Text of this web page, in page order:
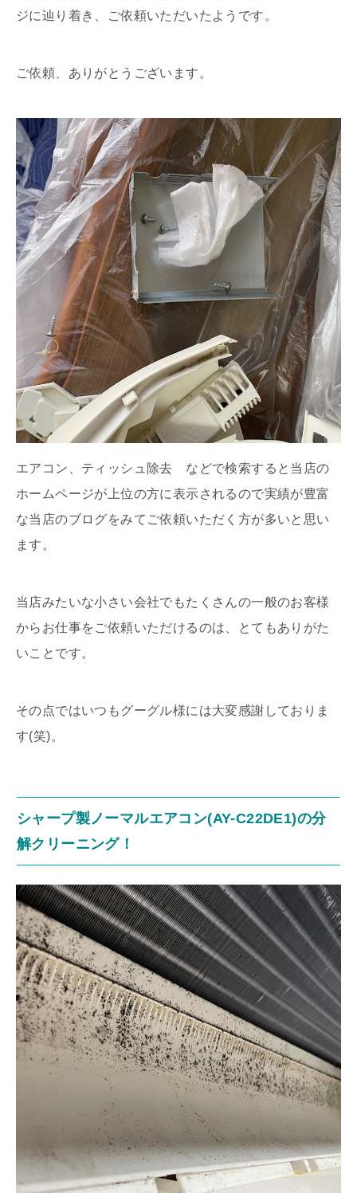
ジに辿り着き、ご依頼いただいたようです。
ご依頼、ありがとうございます。
エアコン、ティッシュ除去 などで検索すると当店の
ホームページが上位の方に表示されるので実績が豊富
な当店のブログをみてご依頼いただく方が多いと思い
ます。
当店みたいな小さい会社でもたくさんの一般のお客様
からお仕事をご依頼いただけるのは、とてもありがた
いことです。
その点ではいつもグーグル様には大変感謝しておりま
す(笑)。
シャープ製ノーマルエアコン(AY-C22DE1)の分
解クリーニング！